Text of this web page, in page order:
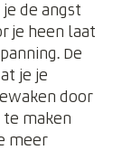
je de angst
je heen laat
De
je je
door
te maken
meer